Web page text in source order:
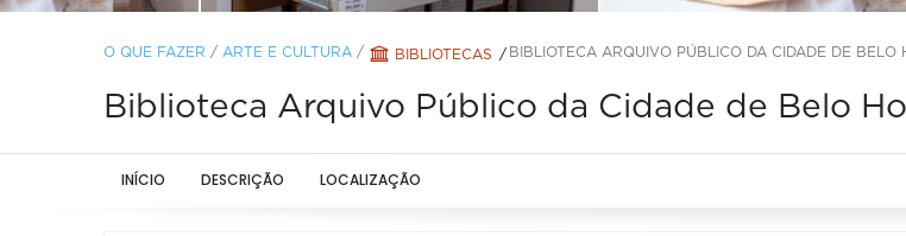
O QUE FAZER / ARTE E CULTURA / BIBLIOTECAS BIBLIOTECA ARQUIVO PÚBLICO DA CIDADE DE BELO
Biblioteca Arquivo Público da Cidade de Belo
INÍCIO DESCRIÇÃO LOCALIZAÇÃO